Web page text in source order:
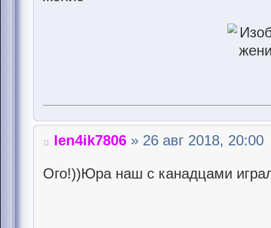
len4ik7806 » 26 авг 2018, 20:00
Ого!))Юра наш с канадцами